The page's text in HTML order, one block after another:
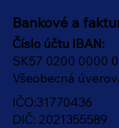
Bankové a
Číslo účtu IBAN:
SK57 0200 0000
Všeobecná
IČO:31770436
DIČ: 2021355589